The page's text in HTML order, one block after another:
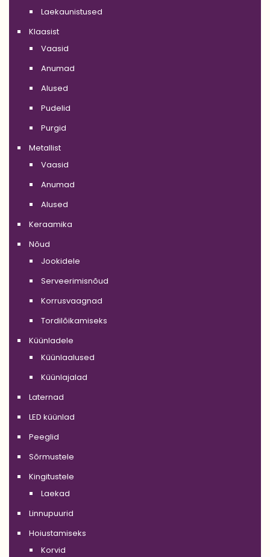
Laekaunistused
Klaasist
Vaasid
Anumad
Alused
Pudelid
Purgid
Metallist
Vaasid
Anumad
Alused
Keraamika
Nõud
Jookidele
Serveerimisnõud
Korrusvaagnad
Tordilõikamiseks
Küünladele
Küünlaalused
Küünlajalad
Laternad
LED küünlad
Peeglid
Sõrmustele
Kingitustele
Laekad
Linnupuurid
Hoiustamiseks
Korvid